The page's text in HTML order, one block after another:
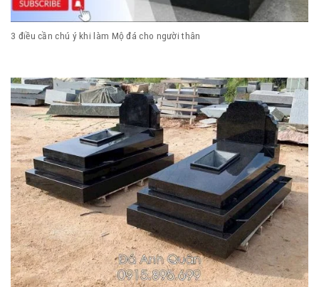
3 điều cần chú ý khi làm Mộ đá cho người thân